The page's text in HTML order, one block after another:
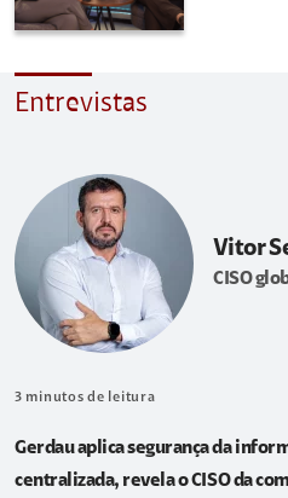
Entrevistas
Vitor
CISO
3 minutos de leitura
Gerdau aplica segurança da
centralizada, revela o CISO da